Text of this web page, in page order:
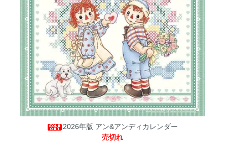
2026年版 アン&アンディカレンダー
売切れ